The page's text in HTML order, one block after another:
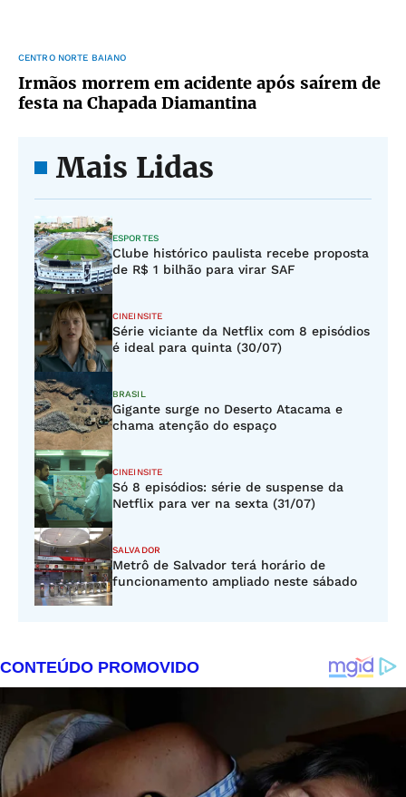
CENTRO NORTE BAIANO
Irmãos morrem em acidente após saírem de
festa na Chapada Diamantina
Mais Lidas
ESPORTES
Clube histórico paulista recebe proposta
de R$ 1 bilhão para virar SAF
CINEINSITE
Série viciante da Netflix com 8 episódios
é ideal para quinta (30/07)
BRASIL
Gigante surge no Deserto Atacama e
chama atenção do espaço
CINEINSITE
Só 8 episódios: série de suspense da
Netflix para ver na sexta (31/07)
SALVADOR
Metrô de Salvador terá horário de
funcionamento ampliado neste sábado